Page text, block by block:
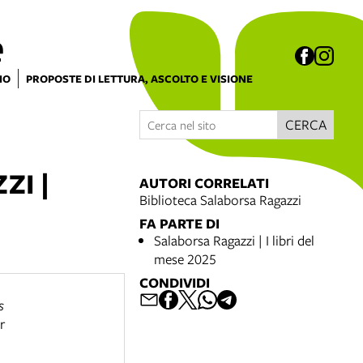
PROPOSTE DI LETTURA, ASCOLTO E VISIONE
CERCA
|
AUTORI CORRELATI
Biblioteca Salaborsa Ragazzi
FA PARTE DI
Salaborsa Ragazzi | I libri del
mese 2025
CONDIVIDI